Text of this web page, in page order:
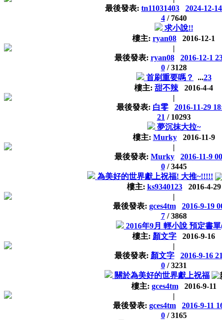
最後發表: tn11031403
2024-12-
4/ 7640
求小說!!
樓主: ryan08
2016-12-1
|
最後發表: ryan08
2016-12-1
0/3128
首刷重要嗎？
...23
樓主: 甜不辣
2016-4-4
|
最後發表: 白零
2016-11-29
21 / 10293
夢沉抹大拉~
樓主: Murky
2016-11-9
|
最後發表: Murky
2016-11-9
0/3445
為美好的世界獻上祝福! 大推~!!!!!
樓主: ks9340123
2016-4-29
|
最後發表: gces4tm
2016-9-19
7/3868
2016年9月 輕小說 預定書
樓主: 顏文字
2016-9-16
|
最後發表: 顏文字
2016-9-16
0/3231
關於為美好的世界獻上祝福
樓主: gces4tm
2016-9-11
|
最後發表: gces4tm
2016-9-11
0/3165